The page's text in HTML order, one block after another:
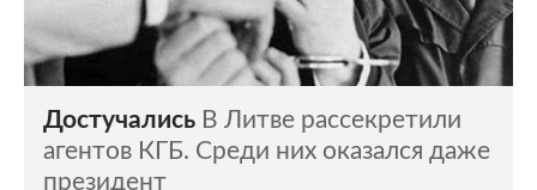
Достучались В Литве рассекретили
агентов КГБ. Среди них оказался даже
президент